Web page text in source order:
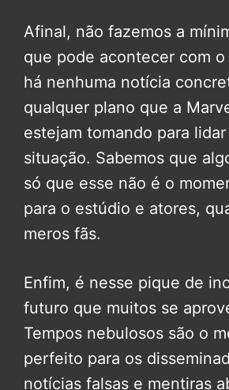
Afinal, não fazemos a
que pode acontecer com o
há nenhuma notícia
qualquer plano que a
estejam tomando para
situação. Sabemos que
só que esse não é o
para o estúdio e atores,
meros fãs.
Enfim, é nesse pique de
futuro que muitos se
Tempos nebulosos são o
perfeito para os
notícias falsas e mentiras